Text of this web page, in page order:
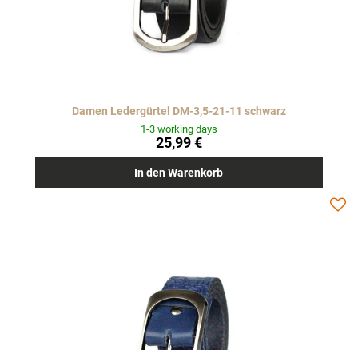
Damen Ledergürtel DM-3,5-21-11 schwarz
1-3 working days
25,99 €
In den Warenkorb